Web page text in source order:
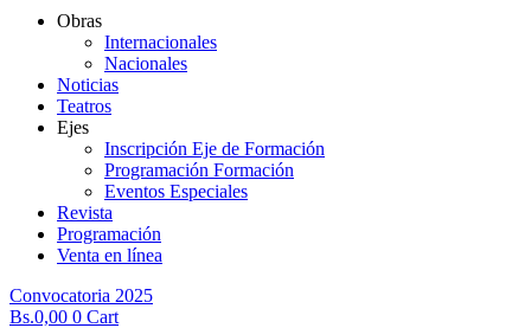
Obras
Internacionales
Nacionales
Noticias
Teatros
Ejes
Inscripción Eje de Formación
Programación Formación
Eventos Especiales
Revista
Programación
Venta en línea
Convocatoria 2025
Bs.0,00 0 Cart